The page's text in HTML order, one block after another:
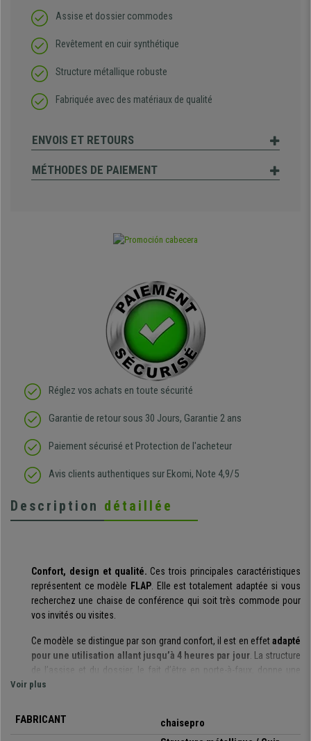
Assise et dossier commodes
Revêtement en cuir synthétique
Structure métallique robuste
Fabriquée avec des matériaux de qualité
ENVOIS ET RETOURS
MÉTHODES DE PAIEMENT
Réglez vos achats en toute sécurité
Garantie de retour sous 30 Jours, Garantie 2 ans
Paiement sécurisé et Protection de l'acheteur
Avis clients authentiques sur Ekomi, Note 4,9/5
Description détaillée
Confort, design et qualité. Ces trois principales caractéristiques
représentent ce modèle FLAP. Elle est totalement adaptée si vous
recherchez une chaise de conférence qui soit très commode pour
vos invités ou visites.
Ce modèle se distingue par son grand confort, il est en effetadapté
pour une utilisation allant jusqu’à 4 heures par jour. La structure
de l’assise et du dossier, le fait d’être en porte-à-faux, donne une
sensation agréable d’apesanteur. Les attentes, réunions ou
qu’elles apportent.
Voir plus
FABRICANT
chaisepro